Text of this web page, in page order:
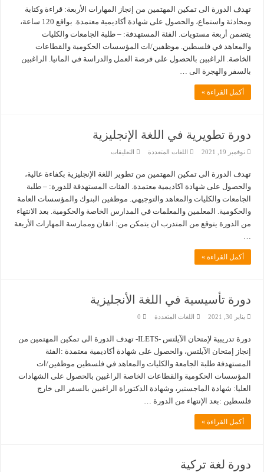
تهدف الدورة الى تمكين المهتمين من إنجاز المهارات الأربعة: قراءة وكتابة
ومحادثة واستماع، والحصول على شهادة أكاديمية معتمدة. بواقع 120 ساعة،
يتضمن أربعة مستويات. الفئة المستهدفة: – طلبة الجامعات والكليات
والمعاهد في فلسطين. موظفين/ات المؤسسات الحكومية والقطاعات
الخاصة. الراغبين بالحصول على فرصة العمل والدراسة في المانيا. الراغبين
بالسفر والهجرة الى …
أكمل القراءة »
دورة تطويرية في اللغة الإنجليزية
نوفمبر 19, 2021 اللغات المتعددة التعليقات
في
اللغة
الإنجليزية
مغلقة
تهدف الدورة الى تمكين المهتمين من تطوير اللغة الإنجليزية بكفاءة عالية،
والحصول على شهادة اكاديمية معتمدة. الفئات المستهدفة للدورة: – طلبة
الجامعات والكليات والمعاهد والتوجيهي. موظفين البنوك والمؤسسات العامة
والحكومية. المعلمين والمعلمات في المدارس الخاصة والحكومية. بعد الانتهاء
من الدورة يتوقع من المتدرب ان يتمكن من: اتقان وممارسة المهارات الأربعة
…
أكمل القراءة »
دورة تأسيسية في اللغة الأنجليزية
يناير 30, 2021 اللغات المتعددة 0
دورة تدريبية لإمتحان الآيلتس -ILETS- تهدف الدورة الى تمكين المهتمين من
إنجاز إمتحان الآيلتس، والحصول على شهادة أكاديمية معتمدة :الفئة
المستهدفة طلبة الجامعة والكليات والمعاهد في فلسطين موظفين/ات
المؤسسات الحكومية والقطاعات الخاصة الراغبين بالحصول على الشهادات
العليا: شهادة الماجستير، وشهادة الدكتوراة الراغبين بالسفر الى خارج
فلسطين :بعد الإنتهاء من الدورة …
أكمل القراءة »
دورة لغة تركية